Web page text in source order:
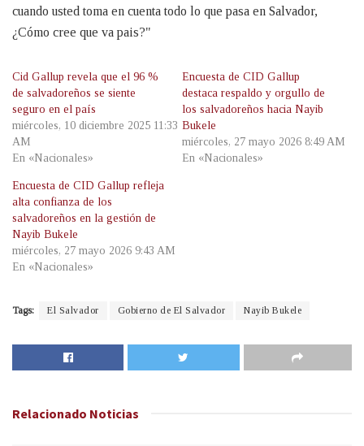
Cid Gallup revela que el 96 %
de salvadoreños se siente
seguro en el país
miércoles, 10 diciembre 2025 11:33
AM
En «Nacionales»
Encuesta de CID Gallup
destaca respaldo y orgullo de
los salvadoreños hacia Nayib
Bukele
miércoles, 27 mayo 2026 8:49 AM
En «Nacionales»
Encuesta de CID Gallup refleja
alta confianza de los
salvadoreños en la gestión de
Nayib Bukele
miércoles, 27 mayo 2026 9:43 AM
En «Nacionales»
Tags: El Salvador Gobierno de El Salvador Nayib Bukele
Relacionado Noticias